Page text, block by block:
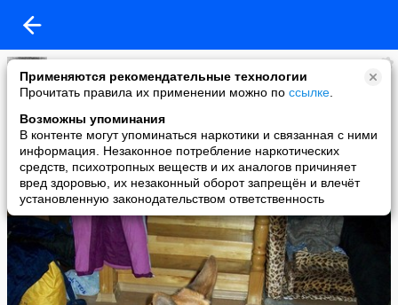
Применяются рекомендательные технологии
Прочитать правила их применении можно по ссылке
Возможны упоминания
В контенте могут упоминаться наркотики и связанная с ними
информация. Незаконное потребление наркотических
средств, психотропных веществ и их аналогов причиняет
вред здоровью, их незаконный оборот запрещён и влечёт
установленную законодательством ответственность
Валентинка
added a photo
15 Feb в 17:38